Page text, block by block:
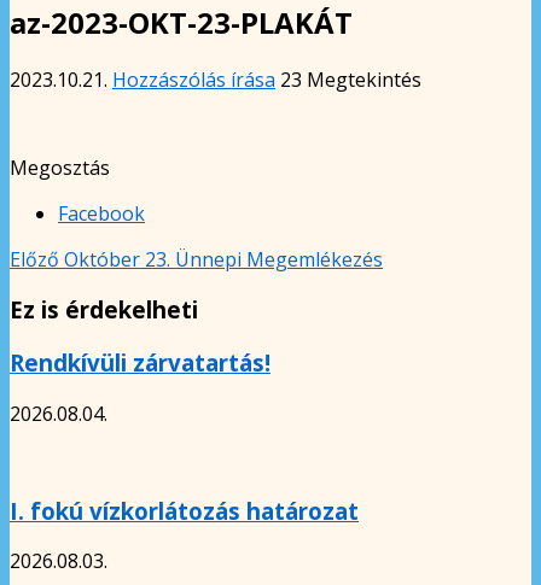
az-2023-OKT-23-PLAKÁT
2023.10.21. Hozzászólás írása 23 Megtekintés
Megosztás
Facebook
Előző Október 23. Ünnepi Megemlékezés
Ez is érdekelheti
Rendkívüli zárvatartás!
2026.08.04.
I. fokú vízkorlátozás határozat
2026.08.03.